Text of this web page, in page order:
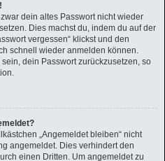
dein altes Passwort nicht wieder
Dies machst du, indem du auf der
vergessen“ klickst und den
schnell wieder anmelden können.
dein Passwort zurückzusetzen, so
„Angemeldet bleiben“ nicht
angemeldet. Dies verhindert den
einen Dritten. Um angemeldet zu